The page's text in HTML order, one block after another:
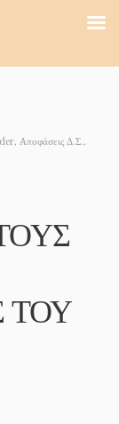
, Αποφάσεις Δ.Σ.,
ΤΟΥ